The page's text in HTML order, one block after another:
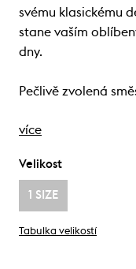
svému klasickému
stane vaším
dny.
Pečlivě zvolená
více
Velikost
1 SIZE
Tabulka velikostí